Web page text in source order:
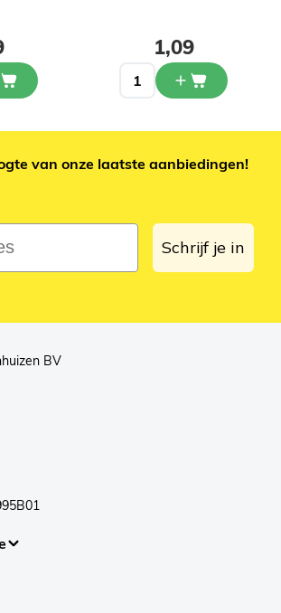
1,09
van onze laatste aanbiedingen!
Schrijf je in
BV